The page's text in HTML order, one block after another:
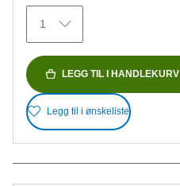
omtaler
1
LEGG TIL I HANDLEKURV
Legg til i ønskeliste